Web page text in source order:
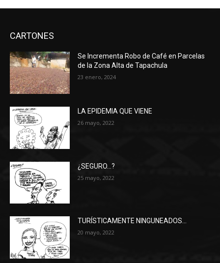
CARTONES
Se Incrementa Robo de Café en Parcelas
de la Zona Alta de Tapachula
23 enero, 2024
LA EPIDEMIA QUE VIENE
26 mayo, 2022
¿SEGURO…?
25 mayo, 2022
TURÍSTICAMENTE NINGUNEADOS…
20 mayo, 2022